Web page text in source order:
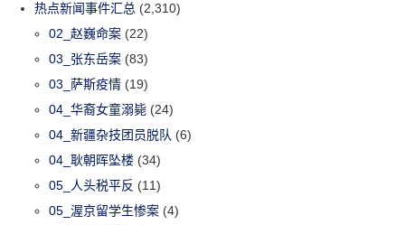
热点新闻事件汇总 (2,310)
02_赵巍命案 (22)
03_张东岳案 (83)
03_萨斯疫情 (19)
04_华裔女童溺毙 (24)
04_新疆杂技团员脱队 (6)
04_耿朝晖坠楼 (34)
05_人头税平反 (11)
05_渥京留学生惨案 (4)